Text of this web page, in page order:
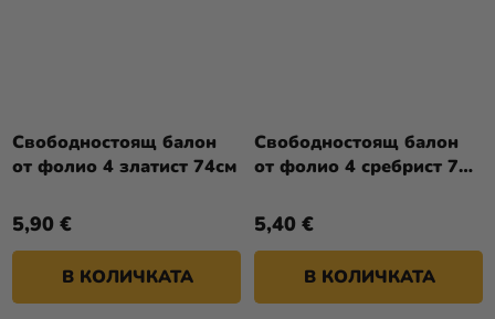
Свободностоящ балон
от фолио 4 златист 74см
5,90 €
В КОЛИЧКАТА
Свободностоящ балон
от фолио 4 сребрист 70
5,40 €
В КОЛИЧКАТА